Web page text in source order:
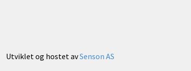
Utviklet og hostet avSenson AS